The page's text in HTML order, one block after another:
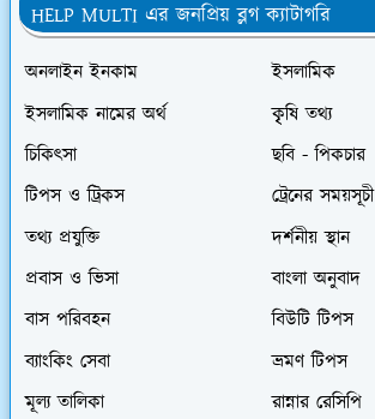
HELP MULTI এর জনপ্রিয় ব্লগ ক্যাটাগরি
অনলাইন ইনকাম
ইসলামিক
ইসলামিক নামের অর্থ
কৃৃষি তথ্য
চিকিৎসা
ছবি - পিকচার
টিপস ও ট্রিকস
ট্রেনের সময়সূচী
তথ্য প্রযুক্তি
দর্শনীয় স্থান
প্রবাস ও ভিসা
বাংলা অনুবাদ
বাস পরিবহন
বিউটি টিপস
ব্যাংকিং সেবা
ভ্রমণ টিপস
মূল্য তালিকা
রান্নার রেসিপি